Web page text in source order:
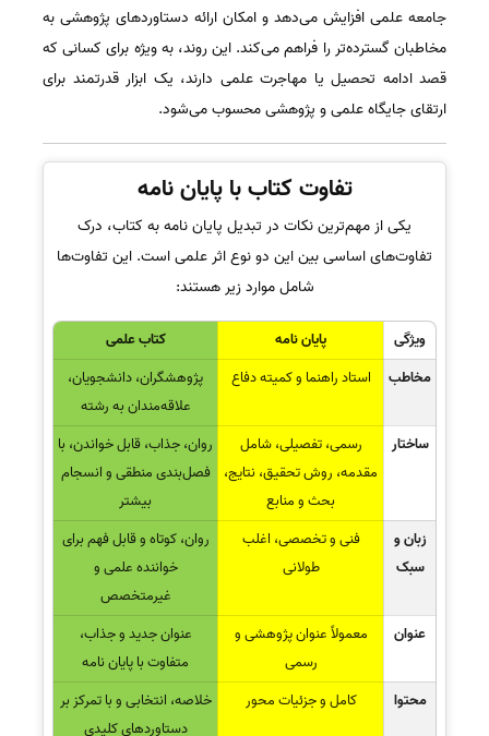
جامعه علمی افزایش می‌دهد و امکان ارائه دستاوردهای پژوهشی به
مخاطبان گسترده‌تر را فراهم می‌کند. این روند، به ویژه برای کسانی که
قصد ادامه تحصیل یا مهاجرت علمی دارند، یک ابزار قدرتمند برای
ارتقای جایگاه علمی و پژوهشی محسوب می‌شود.
تفاوت کتاب با پایان نامه
یکی از مهم‌ترین نکات در تبدیل پایان نامه به کتاب، درک
تفاوت‌های اساسی بین این دو نوع اثر علمی است. این تفاوت‌ها
شامل موارد زیر هستند:
ویژگی پایان نامه
کتاب علمی
مخاطب
استاد راهنما و کمیته دفاع
پژوهشگران، دانشجویان،
علاقه‌مندان به رشته
ساختار
رسمی، تفصیلی، شامل
مقدمه، روش تحقیق، نتایج،
بحث و منابع
روان، جذاب، قابل خواندن، با
فصل‌بندی منطقی و انسجام
بیشتر
زبان و
سبک
فنی و تخصصی، اغلب
طولانی
روان، کوتاه و قابل فهم برای
خواننده علمی و
غیرمتخصص
عنوان
معمولاً عنوان پژوهشی و
رسمی
عنوان جدید و جذاب،
متفاوت با پایان نامه
محتوا
کامل و جزئیات محور
خلاصه، انتخابی و با تمرکز بر
دستاوردهای کلیدی